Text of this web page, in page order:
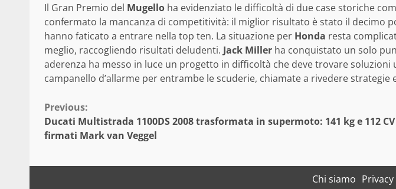
Il Gran Premio del Mugello ha evidenziato le difficoltà di due case storiche
confermato la mancanza di competitività: il miglior risultato è stato il decimo
hanno faticato a entrare nella top ten. La situazione per Honda resta
meglio, raccogliendo risultati deludenti. Jack Miller ha conquistato un solo
aderenza ha messo in luce un progetto in difficoltà che deve trovare
campanello d’allarme per entrambe le scuderie, chiamate a rivedere strategie
Continue
Reading
Previous:
Ducati Multistrada 1100DS 2008 trasformata in supermoto: 141 kg e 112 CV
firmati Mark van Veggel
Chi siamo